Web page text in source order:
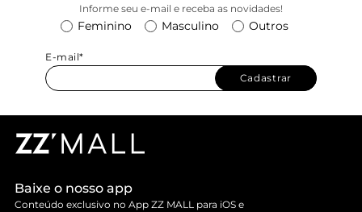
Informe seu e-mail e receba as novidades!
Feminino Masculino Outros
E-mail*
Cadastrar
Baixe o nosso app
Conteúdo exclusivo no App ZZ MALL para iOS e